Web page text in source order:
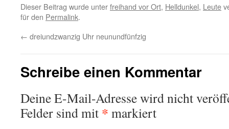
Dieser Beitrag wurde unterfreihand vor Ort, Helldunkel, Leute
für den Permalink.
← dreiundzwanzig Uhr neunundfünfzig
Schreibe einen Kommentar
Deine E-Mail-Adresse wird nicht
Felder sind mit * markiert